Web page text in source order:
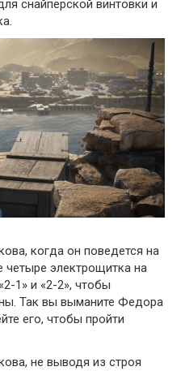
снайперской винтовки и
когда он поведется на
четыре электрощитка на
1» и «2-2», чтобы
Так вы выманите Федора
его, чтобы пройти
не выводя из строя